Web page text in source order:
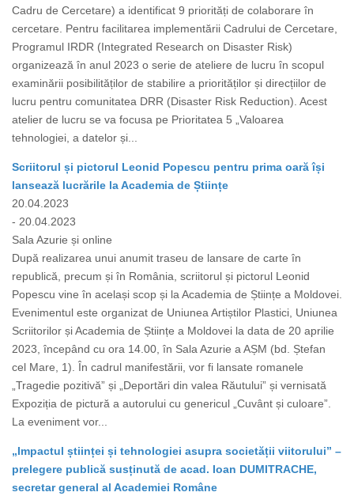
Cadru de Cercetare) a identificat 9 priorități de colaborare în
cercetare. Pentru facilitarea implementării Cadrului de Cercetare,
Programul IRDR (Integrated Research on Disaster Risk)
organizează în anul 2023 o serie de ateliere de lucru în scopul
examinării posibilităților de stabilire a priorităților și direcțiilor de
lucru pentru comunitatea DRR (Disaster Risk Reduction). Acest
atelier de lucru se va focusa pe Prioritatea 5 „Valoarea
tehnologiei, a datelor și...
Scriitorul și pictorul Leonid Popescu pentru prima oară își
lansează lucrările la Academia de Științe
20.04.2023
- 20.04.2023
Sala Azurie și online
După realizarea unui anumit traseu de lansare de carte în
republică, precum și în România, scriitorul și pictorul Leonid
Popescu vine în același scop și la Academia de Științe a Moldovei.
Evenimentul este organizat de Uniunea Artiștilor Plastici, Uniunea
Scriitorilor și Academia de Științe a Moldovei la data de 20 aprilie
2023, începând cu ora 14.00, în Sala Azurie a AȘM (bd. Ștefan
cel Mare, 1). În cadrul manifestării, vor fi lansate romanele
„Tragedie pozitivă” și „Deportări din valea Răutului” și vernisată
Expoziția de pictură a autorului cu genericul „Cuvânt și culoare”.
La eveniment vor...
„Impactul științei și tehnologiei asupra societății viitorului” –
prelegere publică susținută de acad. Ioan DUMITRACHE,
secretar general al Academiei Române